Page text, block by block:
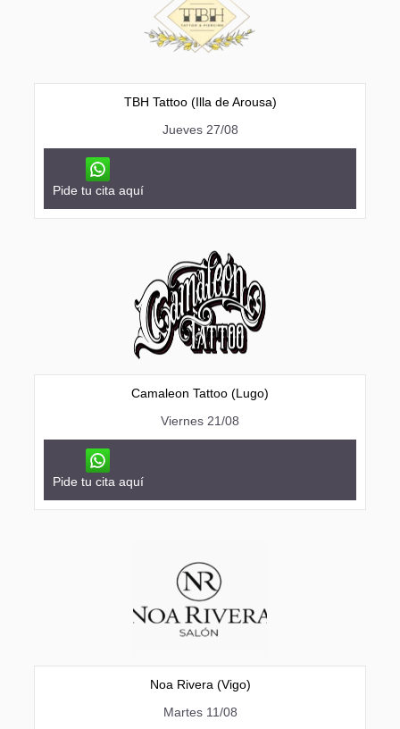
TBH Tattoo (Illa de Arousa)
Jueves 27/08
Pide tu cita aquí
Camaleon Tattoo (Lugo)
Viernes 21/08
Pide tu cita aquí
Noa Rivera (Vigo)
Martes 11/08